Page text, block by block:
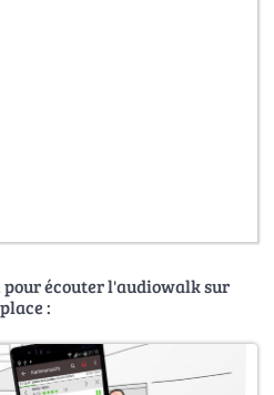
écouter l'audiowalk sur
place :